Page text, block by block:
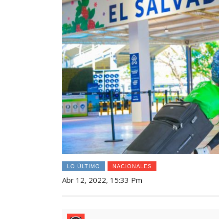
LO ÚLTIMO NACIONALES
Abr 12, 2022, 15:33 Pm